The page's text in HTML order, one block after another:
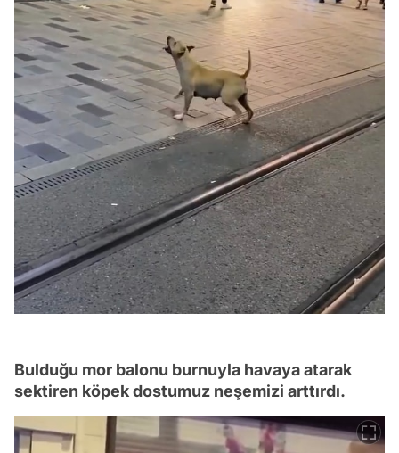
Bulduğu mor balonu burnuyla havaya atarak
sektiren köpek dostumuz neşemizi arttırdı.